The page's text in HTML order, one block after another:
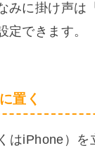
みに掛け声は
定できます。
置く
はiPhone）を